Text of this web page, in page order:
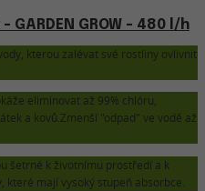
GROW - 480 l/h
kterou zalévat své rostliny ovlivnit
eliminovat až 99% chlóru,
a kovů.Zmenší "odpad" ve vodě až
šetrné k životnímu prostředí a k
mají vysoký stupeň absorbce.